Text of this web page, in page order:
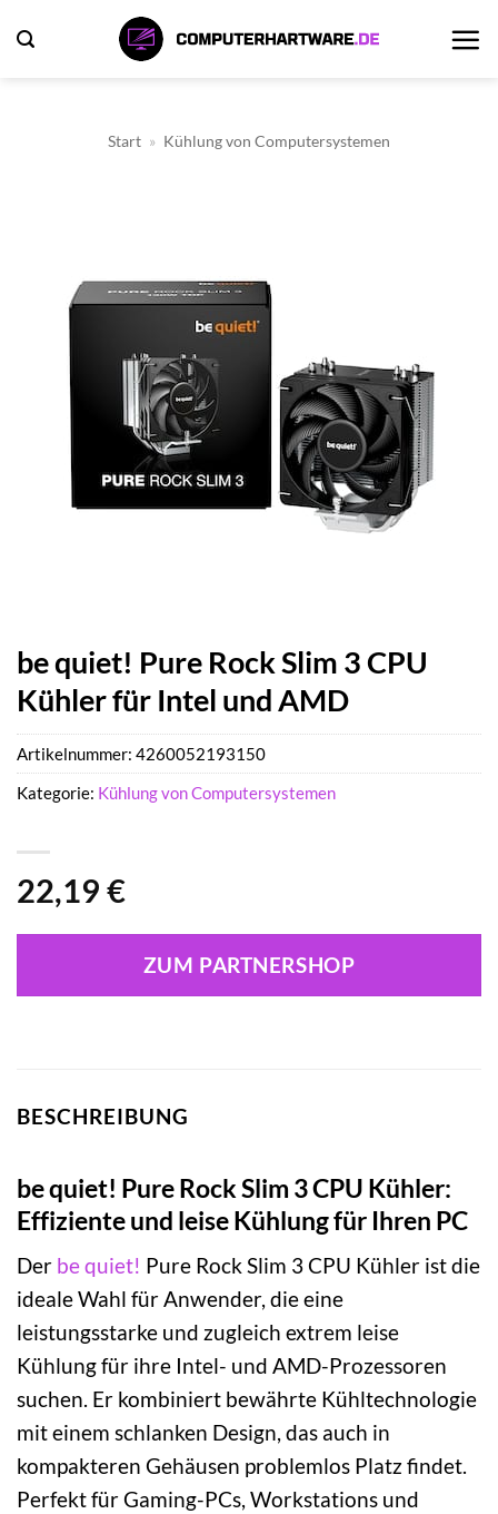
Inhalt
Start » Kühlung von Computersystemen
be quiet! Pure Rock Slim 3 CPU
Kühler für Intel und AMD
22,19 €
ZUM PARTNERSHOP
Artikelnummer: 4260052193150
Kategorie: Kühlung von Computersystemen
BESCHREIBUNG
be quiet! Pure Rock Slim 3 CPU Kühler:
Effiziente und leise Kühlung für Ihren PC
Der be quiet! Pure Rock Slim 3 CPU Kühler ist die
ideale Wahl für Anwender, die eine
leistungsstarke und zugleich extrem leise
Kühlung für ihre Intel- und AMD-Prozessoren
suchen. Er kombiniert bewährte Kühltechnologie
mit einem schlanken Design, das auch in
kompakteren Gehäusen problemlos Platz findet.
Perfekt für Gaming-PCs, Workstations und